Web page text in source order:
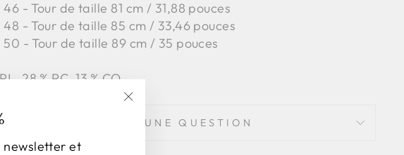
newsletter et
46 - Tour de taille 81 cm / 31,88 pouces
48 - Tour de taille 85 cm / 33,46 pouces
50 - Tour de taille 89 cm / 35 pouces
28 % PC, 13 % CO
POSER UNE QUESTION